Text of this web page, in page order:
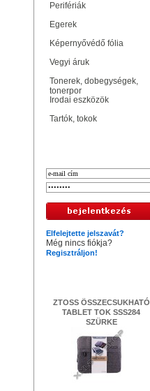
Perifériák
Egerek
Képernyővédő fólia
Vegyi áruk
Tonerek, dobegységek,
tonerpor
Irodai eszközök
Tartók, tokok
Elfelejtette jelszavát?
Még nincs fiókja?
Regisztráljon!
ZTOSS ÖSSZECSUKHATÓ
TABLET TOK SSS284
SZÜRKE